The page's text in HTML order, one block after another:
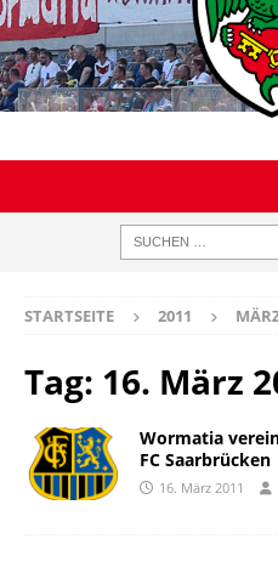
STARTSEITE 2011
Tag: 16. März
Wormatia
FC Saarbrücken
16. März 2011